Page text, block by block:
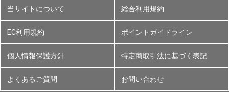
当サイトについて 総合利用規約
EC利用規約 ポイントガイドライン
個人情報保護方針 特定商取引法に基づく表記
よくあるご質問 お問い合わせ